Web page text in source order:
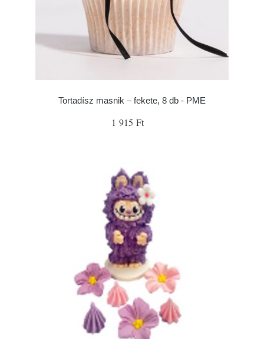
Tortadísz masnik – fekete, 8 db - PME
1 915 Ft